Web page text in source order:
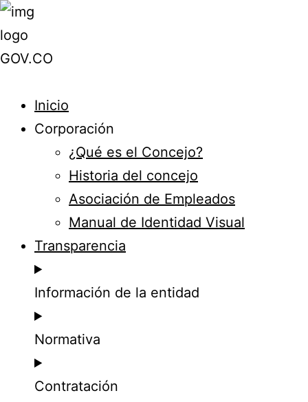
Inicio
Corporación
¿Qué es el Concejo?
Historia del concejo
Asociación de Empleados
Manual de Identidad Visual
Transparencia
Información de la entidad
Normativa
Contratación